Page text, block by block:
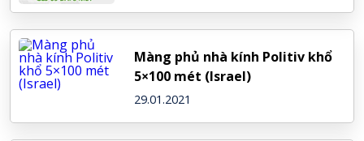
Màng phủ nhà kính Politiv khổ
5×100 mét (Israel)
29.01.2021